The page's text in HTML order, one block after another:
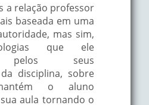
a relação professor
baseada em uma
mas sim,
que ele
pelos seus
disciplina, sobre
o aluno
aula tornando o